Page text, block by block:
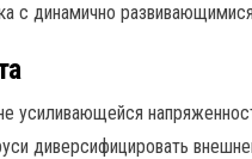
с динамично
усиливающейся
диверсифицировать